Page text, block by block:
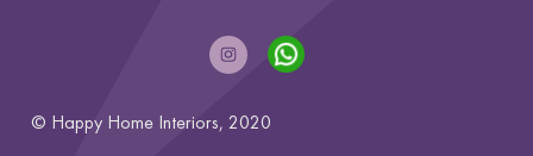
© Happy Home Interiors, 2020